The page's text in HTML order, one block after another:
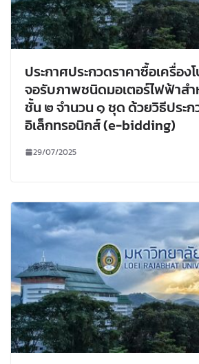
ประกาศประกวดราคาซื้อเครื่อง
จอรับภาพชนิดมอเตอร์ไฟฟ้าส
ชั้น ๒ จำนวน ๑ ชุด ด้วยวิธีประก
อิเล็กทรอนิกส์ (e-bidding)
29/07/2025